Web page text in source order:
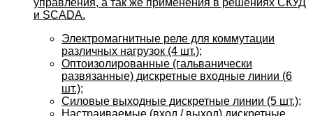
и SCADA.
Электромагнитные реле для коммутации
различных нагрузок (4 шт.);
Оптоизолированные (гальванически
развязанные) дискретные входные линии (6
шт.);
Силовые выходные дискретные линии (5 шт.);
Настраиваемые (вход / выход) дискретные